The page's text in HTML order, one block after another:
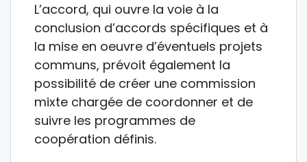
L’accord, qui ouvre la voie à la
conclusion d’accords spécifiques et à
la mise en oeuvre d’éventuels projets
communs, prévoit également la
possibilité de créer une commission
mixte chargée de coordonner et de
suivre les programmes de
coopération définis.